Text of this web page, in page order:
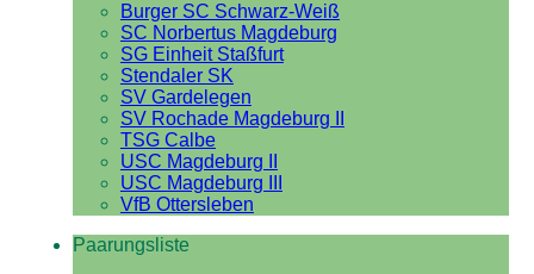
Burger SC Schwarz-Weiß
SC Norbertus Magdeburg
SG Einheit Staßfurt
Stendaler SK
SV Gardelegen
SV Rochade Magdeburg II
TSG Calbe
USC Magdeburg II
USC Magdeburg III
VfB Ottersleben
Paarungsliste